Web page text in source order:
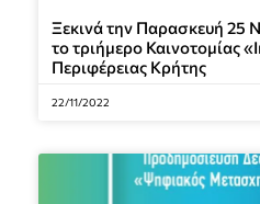
Ξεκινά την Παρασκευή 25
το τριήμερο Καινοτομίας
Περιφέρειας Κρήτης
22/11/2022